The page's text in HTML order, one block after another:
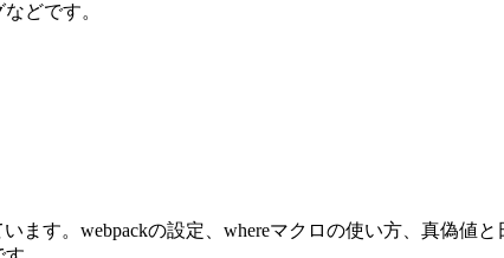
どです。
ます。webpackの設定、whereマクロの使い方、真偽値